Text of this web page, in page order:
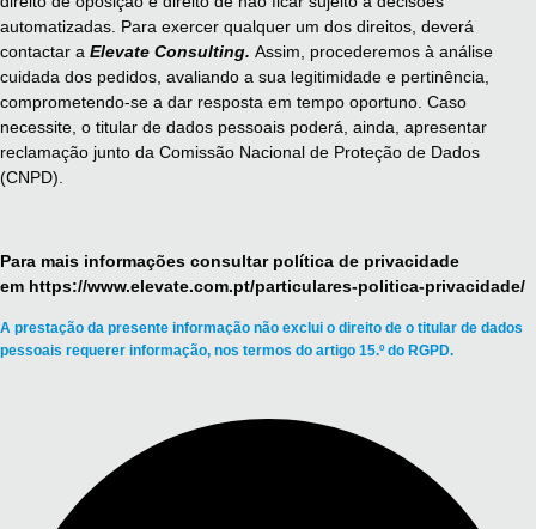
automatizadas. Para exercer qualquer um dos direitos, deverá
contactar a Elevate Consulting. Assim, procederemos à análise
cuidada dos pedidos, avaliando a sua legitimidade e pertinência,
comprometendo-se a dar resposta em tempo oportuno. Caso
necessite, o titular de dados pessoais poderá, ainda, apresentar
reclamação junto da Comissão Nacional de Proteção de Dados
(CNPD).
Para mais informações consultar política de privacidade
em https://www.elevate.com.pt/particulares-politica-privacidade/
A prestação da presente informação não exclui o direito de o titular de dados
pessoais requerer informação, nos termos do artigo 15.º do RGPD.